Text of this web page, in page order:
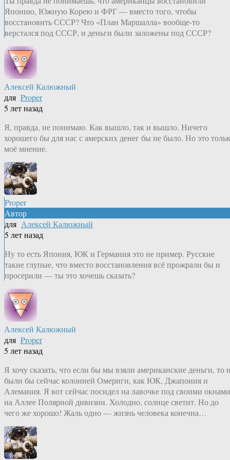
Японию, Южную Корею и ФРГ — вместо того, чтобы
восстановить СССР? Что «План Маршалла» вообще-то
верстался под СССР, и деньги были заложены под СССР?
Алексей Калюжный
для Proper
5 лет назад
Я, правда, не понимаю. Как вышло, так и вышло. Ничего
хорошего бы для нас с амерских денег бы не было. Но это
моё мнение.
Proper
Автор
для Алексей Калюжный
5 лет назад
Ну то есть Япония, ЮК и Германия это не пример. Русские
такие глупые, что вместо восстановления всё прожрали бы и
просерили — ты это хочешь сказать?
Алексей Калюжный
для Proper
5 лет назад
Я хочу сказать, что если бы мы взяли американские деньги, то
были бы сейчас колонией Омериги, как ЮК, Джапония и
Алемания. Я вот сейчас посидел на лавочке под своими окнами
на Аллее Полярной дивизии. Холодно, солнце светит. Но до
чего же хорошо! Жаль одно — жизнь человека конечна…